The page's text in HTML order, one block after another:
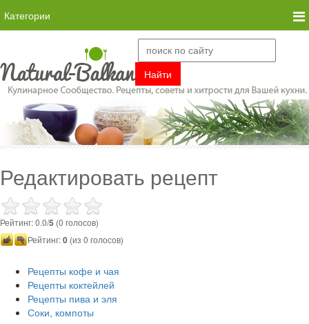
Категории
Редактировать рецепт
Рейтинг: 0.0/5 (0 голосов)
Рейтинг:0 (из 0 голосов)
Рецепты кофе и чая
Рецепты коктейлей
Рецепты пива и эля
Соки, компоты